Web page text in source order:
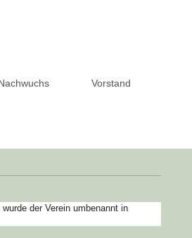
Vorstand
der Verein umbenannt in